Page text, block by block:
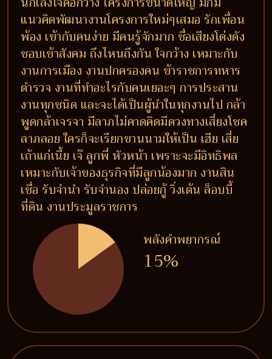
แนวคิดพัฒนางานโครงการใหม่ๆเสมอ รักเพื่อน
พ้อง เข้ากับคนง่าย มีคนรู้จักมาก ชื่อเสียงโด่งดัง
ชอบเข้าสังคม ถึงไหนถึงกัน ใจกว้าง เหมาะกับ
งานการเมือง งานปกครองคน ข้าราชการทหาร
ตำรวจ งานที่ทำอะไรกับคนเยอะๆ การประสาน
งานทุกชนิด และจะได้เป็นผู้นำในทุกงานไป กล้า
พูดกล้าเจรจา มีลาภไม่คาดคิดมีดวงทางเสี่ยงโชค
ลาภลอย ใครก็จะเรียกขานนามให้เป็น เฮีย เสี่ย
เถ้าแก่เนี้ย เจ๊ ลูกพี่ หัวหน้า เพราะจะมีอิทธิพล
เหมาะกับเจ้าของธุรกิจที่มีลูกน้องมาก งานสิน
เชื่อ รับจำนำ รับจำนอง ปล่อยกู้ วิ่งเต้น ล็อบบี้
ที่ดิน งานประมูลราชการ
พลังคำพยากรณ์
15%